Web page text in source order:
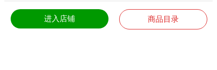
进入店铺 商品目录